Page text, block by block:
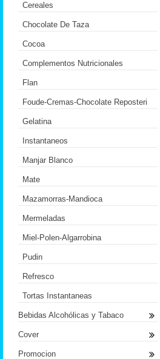
Cereales
Chocolate De Taza
Cocoa
Complementos Nutricionales
Flan
Foude-Cremas-Chocolate Reposteri
Gelatina
Instantaneos
Manjar Blanco
Mate
Mazamorras-Mandioca
Mermeladas
Miel-Polen-Algarrobina
Pudin
Refresco
Tortas Instantaneas
Bebidas Alcohólicas y Tabaco
Cover
Promocion